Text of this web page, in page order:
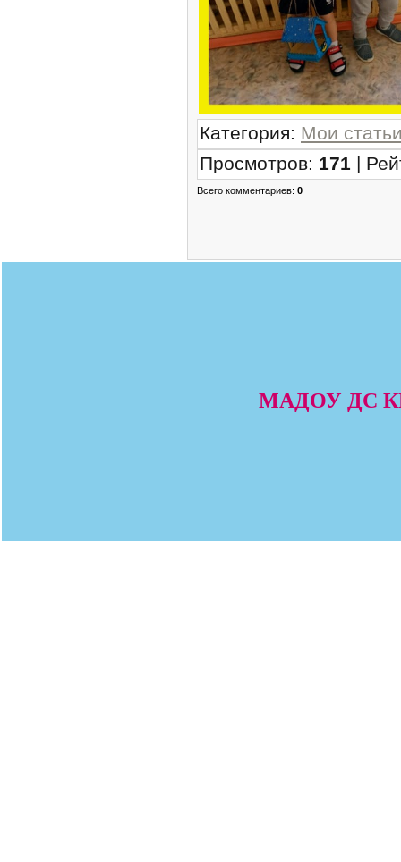
Категория: Мои
Просмотров: 171 |
Всего комментариев: 0
МАДОУ ДС